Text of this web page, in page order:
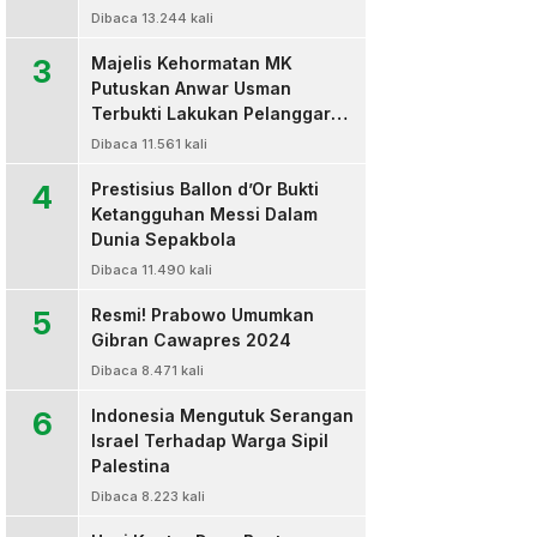
Dibaca 13.244 kali
3
Majelis Kehormatan MK
Putuskan Anwar Usman
Terbukti Lakukan Pelanggaran
Berat Kode Etik dan
Dibaca 11.561 kali
4
Prestisius Ballon d’Or Bukti
Ketangguhan Messi Dalam
Dunia Sepakbola
Dibaca 11.490 kali
5
Resmi! Prabowo Umumkan
Gibran Cawapres 2024
Dibaca 8.471 kali
6
Indonesia Mengutuk Serangan
Israel Terhadap Warga Sipil
Palestina
Dibaca 8.223 kali